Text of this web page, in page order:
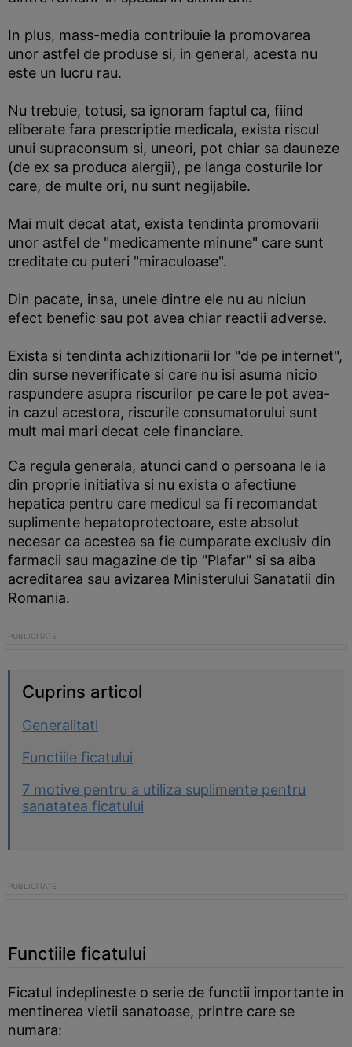
In plus, mass-media contribuie la promovarea
unor astfel de produse si, in general, acesta nu
este un lucru rau.
Nu trebuie, totusi, sa ignoram faptul ca, fiind
eliberate fara prescriptie medicala, exista riscul
unui supraconsum si, uneori, pot chiar sa dauneze
(de ex sa produca alergii), pe langa costurile lor
care, de multe ori, nu sunt negijabile.
Mai mult decat atat, exista tendinta promovarii
unor astfel de "medicamente minune" care sunt
creditate cu puteri "miraculoase".
Din pacate, insa, unele dintre ele nu au niciun
efect benefic sau pot avea chiar reactii adverse.
Exista si tendinta achizitionarii lor "de pe internet",
din surse neverificate si care nu isi asuma nicio
raspundere asupra riscurilor pe care le pot avea-
in cazul acestora, riscurile consumatorului sunt
mult mai mari decat cele financiare.
Ca regula generala, atunci cand o persoana le ia
din proprie initiativa si nu exista o afectiune
hepatica pentru care medicul sa fi recomandat
suplimente hepatoprotectoare, este absolut
necesar ca acestea sa fie cumparate exclusiv din
farmacii sau magazine de tip "Plafar" si sa aiba
acreditarea sau avizarea Ministerului Sanatatii din
Romania.
Cuprins articol
Generalitati
Functiile ficatului
7 motive pentru a utiliza suplimente pentru
sanatatea ficatului
Functiile ficatului
Ficatul indeplineste o serie de functii importante in
mentinerea vietii sanatoase, printre care se
numara: